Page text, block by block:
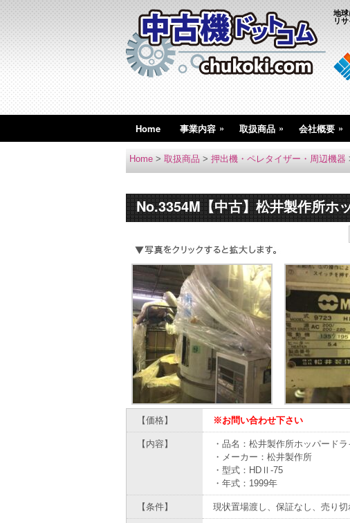
地
リ
Home 事業内容 » 取扱商品 » 会社概要 »
Home > 取扱商品 > 押出機・ペレタイザー・周辺機器
No.3354M【中古】松井製作所ホ
【価格】 ※お問い合わせ下さい
【内容】
・品名：松井製作所ホッパードラ
・メーカー：松井製作所
・型式：HDⅡ-75
・年式：1999年
【条件】 現状置場渡し、保証なし、売り